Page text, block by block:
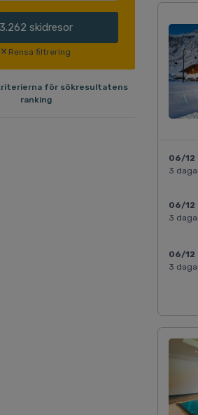
3.262 skidresor
Rensa filtrering
för sökresultatens
ranking
06/12
3
06/12
3
06/12
3